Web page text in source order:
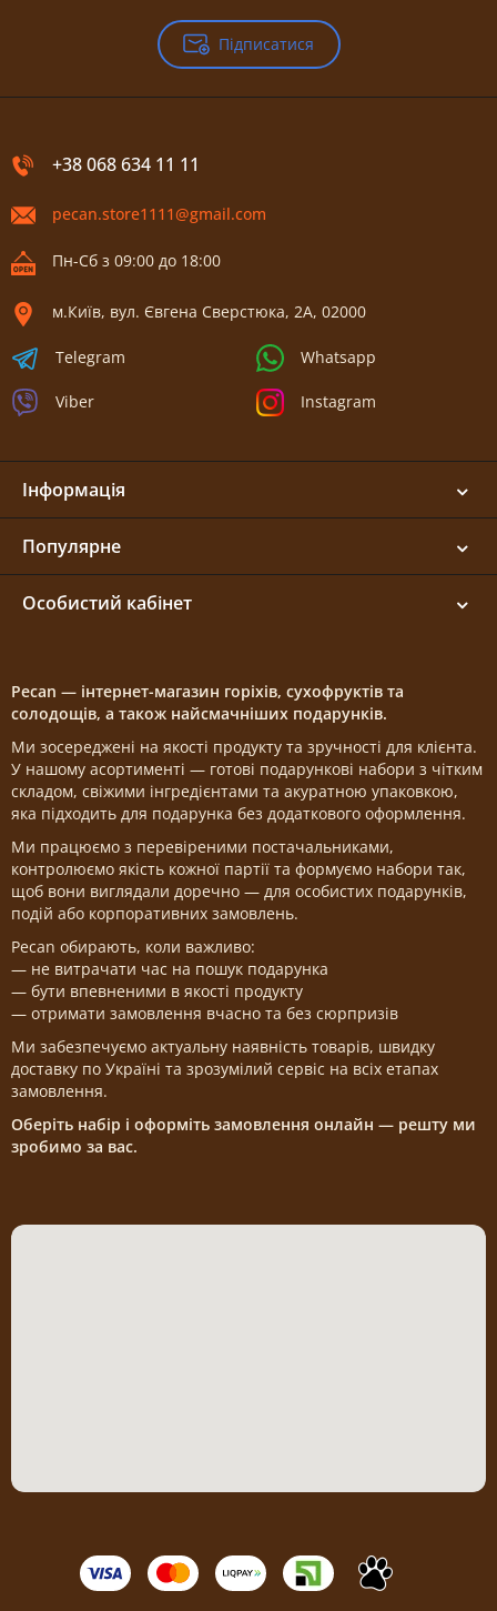
Підписатися
+38 068 634 11 11
pecan.store1111@gmail.com
Пн-Сб з 09:00 до 18:00
м.Київ, вул. Євгена Сверстюка, 2А, 02000
Telegram
Viber
Whatsapp
Instagram
Інформація
Популярне
Особистий кабінет
Pecan — інтернет-магазин горіхів, сухофруктів та
солодощів, а також найсмачніших подарунків.
Ми зосереджені на якості продукту та зручності для клієнта.
У нашому асортименті — готові подарункові набори з чітким
складом, свіжими інгредієнтами та акуратною упаковкою,
яка підходить для подарунка без додаткового оформлення.
Ми працюємо з перевіреними постачальниками,
контролюємо якість кожної партії та формуємо набори так,
щоб вони виглядали доречно — для особистих подарунків,
подій або корпоративних замовлень.
Pecan обирають, коли важливо:
— не витрачати час на пошук подарунка
— бути впевненими в якості продукту
— отримати замовлення вчасно та без сюрпризів
Ми забезпечуємо актуальну наявність товарів, швидку
доставку по Україні та зрозумілий сервіс на всіх етапах
замовлення.
Оберіть набір і оформіть замовлення онлайн — решту ми
зробимо за вас.